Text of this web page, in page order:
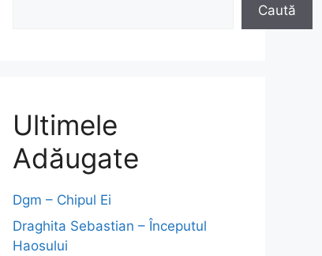
Caută
Ultimele
Adăugate
Dgm – Chipul Ei
Draghita Sebastian – Începutul
Haosului